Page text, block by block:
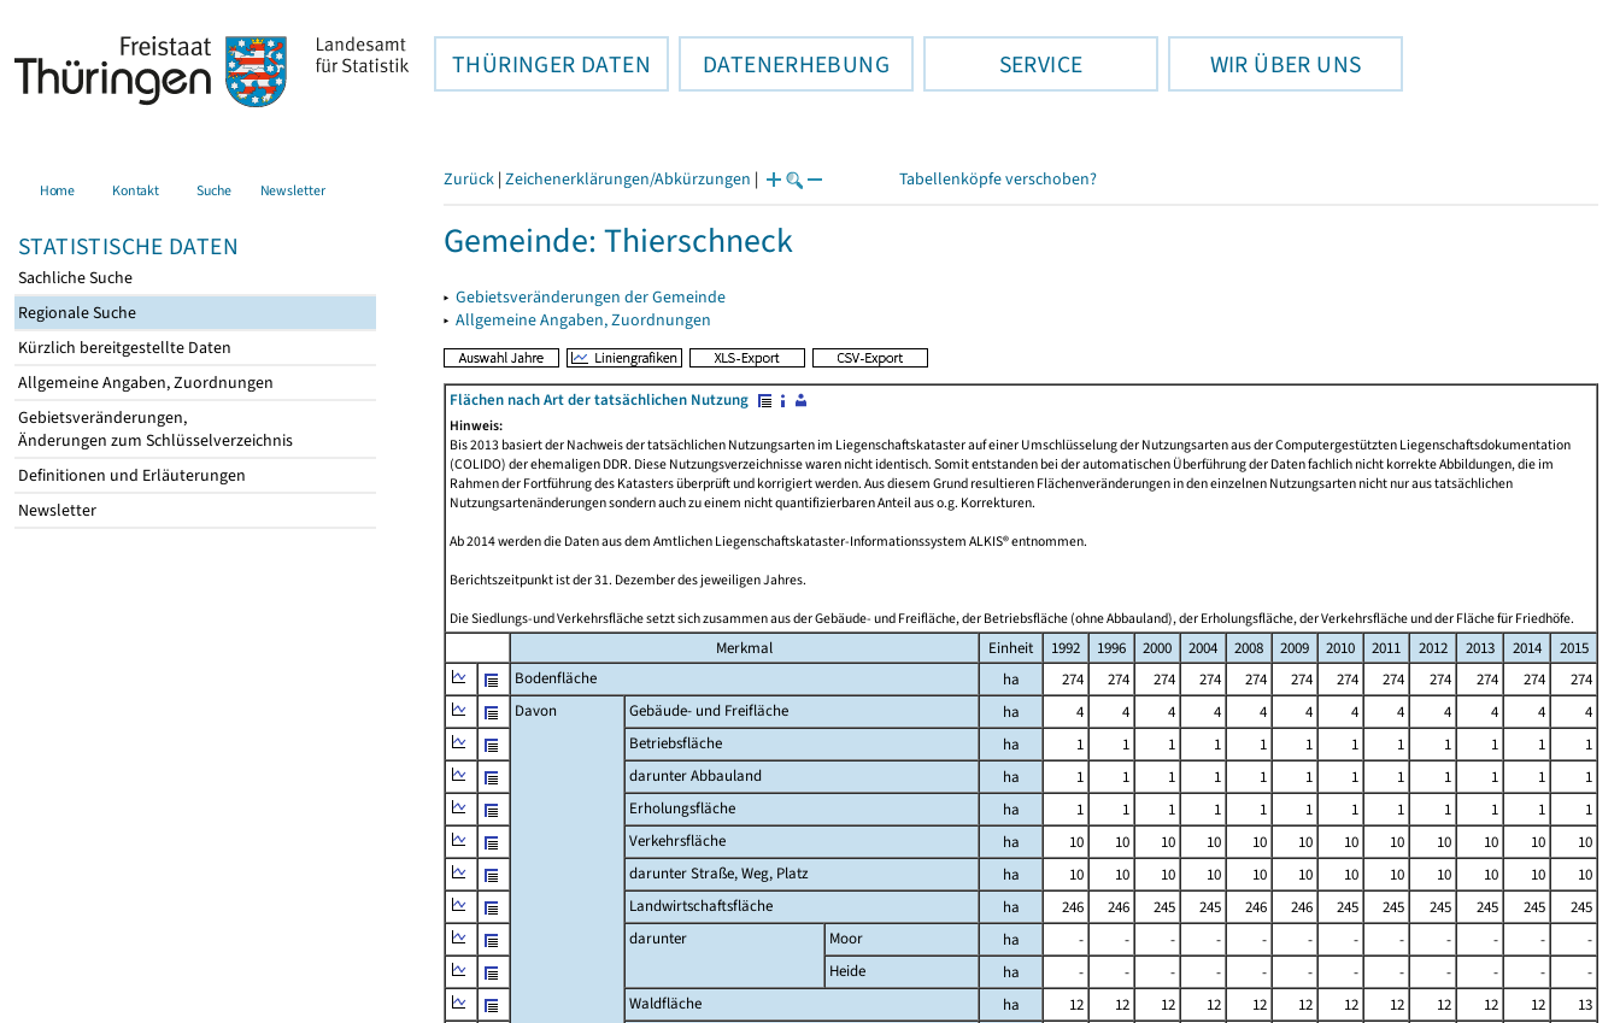
THÜRINGER DATEN DATENERHEBUNG SERVICE WIR ÜBER UNS
Home Kontakt Suche Newsletter
STATISTISCHE DATEN
Sachliche Suche
Regionale Suche
Kürzlich bereitgestellte Daten
Allgemeine Angaben, Zuordnungen
Gebietsveränderungen,
Änderungen zum Schlüsselverzeichnis
Definitionen und Erläuterungen
Newsletter
Zurück | Zeichenerklärungen/Abkürzungen | Tabellenköpfe verschoben?
Gemeinde: Thierschneck
▸ Gebietsveränderungen der Gemeinde
▸ Allgemeine Angaben, Zuordnungen
Flächen nach Art der tatsächlichen Nutzung
Hinweis:
Bis 2013 basiert der Nachweis der tatsächlichen Nutzungsarten im Liegenschaftskataster auf einer Umschlüsselung der Nutzungsarten aus der Computergestützten Liegenschaftsdokumentation
(COLIDO) der ehemaligen DDR. Diese Nutzungsverzeichnisse waren nicht identisch. Somit entstanden bei der automatischen Überführung der Daten fachlich nicht korrekte Abbildungen, die im
Rahmen der Fortführung des Katasters überprüft und korrigiert werden. Aus diesem Grund resultieren Flächenveränderungen in den einzelnen Nutzungsarten nicht nur aus tatsächlichen
Nutzungsartenänderungen sondern auch zu einem nicht quantifizierbaren Anteil aus o.g. Korrekturen.
Ab 2014 werden die Daten aus dem Amtlichen Liegenschaftskataster-Informationssystem ALKIS® entnommen.
Berichtszeitpunkt ist der 31. Dezember des jeweiligen Jahres.
Die Siedlungs-und Verkehrsfläche setzt sich zusammen aus der Gebäude- und Freifläche, der Betriebsfläche (ohne Abbauland), der Erholungsfläche, der Verkehrsfläche und der Fläche für Friedhöfe.
Merkmal Einheit 1992 1996 2000 2004 2008 2009 2010 2011 2012 2013 2014
2015
Bodenfläche
ha 274 274 274 274 274 274 274 274 274 274 274
274
Davon
Gebäude- und Freifläche ha 4 4 4 4 4 4 4 4 4 4 4
4
Betriebsfläche
ha 1 1 1 1 1 1 1 1 1 1 1
1
darunter Abbauland
ha 1 1 1 1 1 1 1 1 1 1 1
1
Erholungsfläche
ha 1 1 1 1 1 1 1 1 1 1 1
1
Verkehrsfläche
ha 10 10 10 10 10 10 10 10 10 10 10
10
darunter Straße, Weg, Platz
ha 10 10 10 10 10 10 10 10 10 10 10
10
Landwirtschaftsfläche
ha 246 246 245 245 246 246 245 245 245 245 245
245
darunter
Moor ha - - - - - - - - - - -
-
Heide
ha - - - - - - - - - - -
-
Waldfläche
ha 12 12 12 12 12 12 12 12 12 12 12
13